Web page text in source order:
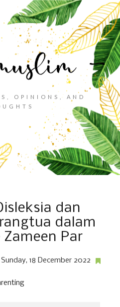
OPINIONS, AND
dan
dalam
Zameen Par
Sunday, 18 December 2022